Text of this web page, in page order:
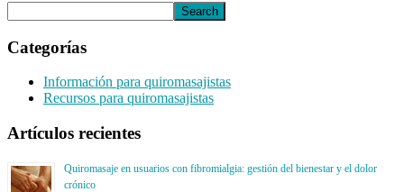
Categorías
Información para quiromasajistas
Recursos para quiromasajistas
Artículos recientes
Quiromasaje en usuarios con fibromialgia: gestión del bienestar y el dolor
crónico